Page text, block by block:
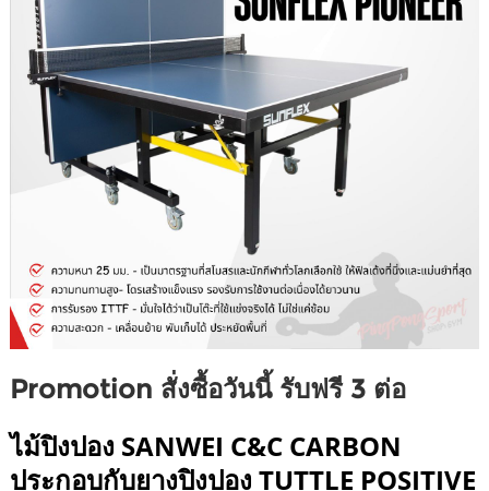
Promotion สั่งซื้อวันนี้ รับฟรี 3 ต่อ
ไม้ปิงปอง SANWEI C&C CARBON
ประกอบกับยางปิงปอง TUTTLE POSITIVE